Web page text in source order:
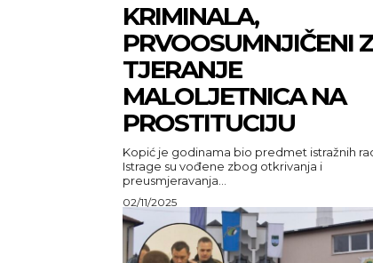
KRIMINALA,
PRVOOSUMNJIČENI
TJERANJE
MALOLJETNICA NA
PROSTITUCIJU
Kopić je godinama bio predmet istražnih
Istrage su vođene zbog otkrivanja i
preusmjeravanja...
02/11/2025